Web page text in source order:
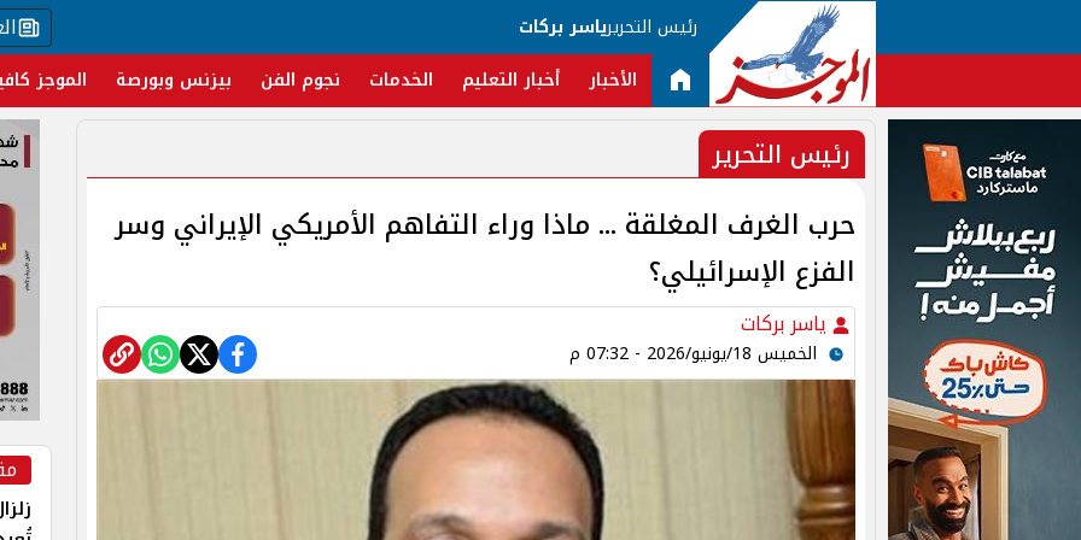
رئيس التحريرياسر بركات
الأخبار أخبار التعليم الخدمات نجوم الفن بيزنس وبورصة الموجز
رئيس التحرير
حرب الغرف المغلقة ... ماذا وراء التفاهم الأمريكي الإيراني وسر
الفزع الإسرائيلي؟
ياسر بركات
الخميس 18/يونيو/2026 - 07:32 م